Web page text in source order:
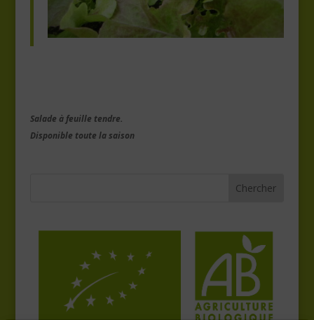
Salade à feuille tendre.
Disponible toute la saison